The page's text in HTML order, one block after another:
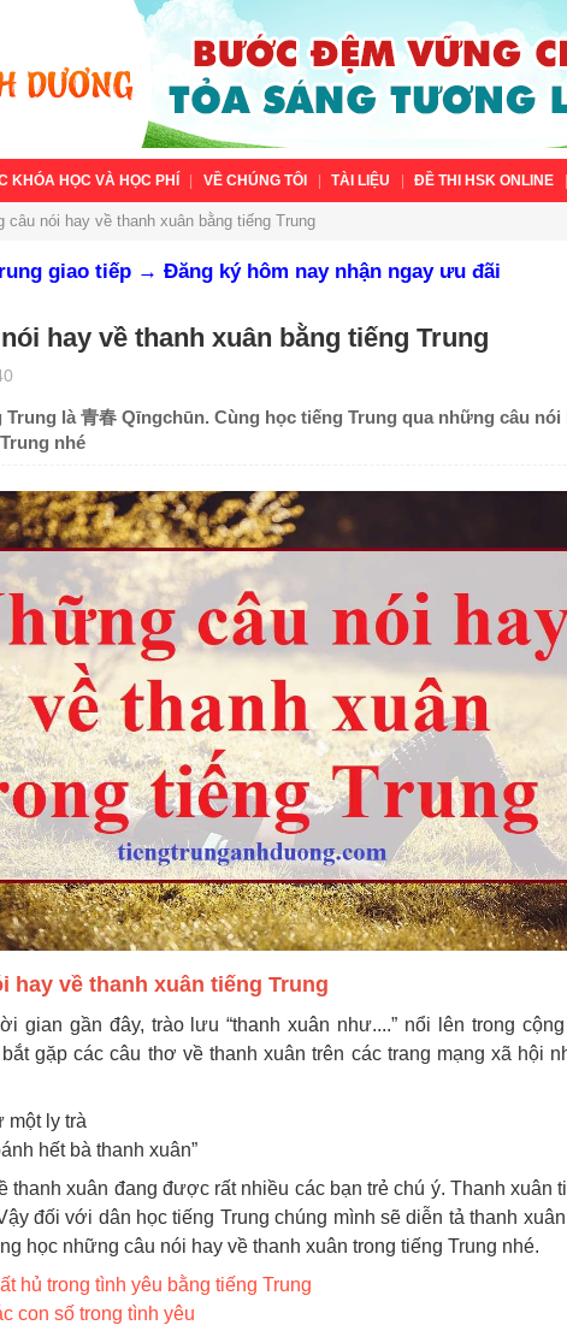
KHÓA HỌC VÀ HỌC PHÍ VỀ CHÚNG TÔI TÀI LIỆU ĐỀ THI HSK ONLINE
câu nói hay về thanh xuân bằng tiếng Trung
giao tiếp → Đăng ký hôm nay nhận ngay ưu đãi
hay về thanh xuân bằng tiếng Trung
Trung là 青春 Qīngchūn. Cùng học tiếng Trung qua những câu nói
nhé
hay về thanh xuân tiếng Trung
gian gần đây, trào lưu “thanh xuân như....” nổi lên trong
gặp các câu thơ về thanh xuân trên các trang mạng xã hội
một ly trà
hết bà thanh xuân”
thanh xuân đang được rất nhiều các bạn trẻ chú ý. Thanh xuân
đối với dân học tiếng Trung chúng mình sẽ diễn tả thanh
học những câu nói hay về thanh xuân trong tiếng Trung nhé.
hủ trong tình yêu bằng tiếng Trung
con số trong tình yêu